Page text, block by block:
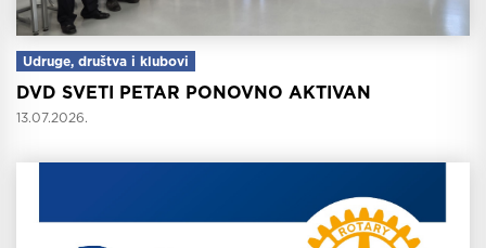
Udruge, društva i klubovi
DVD SVETI PETAR PONOVNO AKTIVAN
13.07.2026.